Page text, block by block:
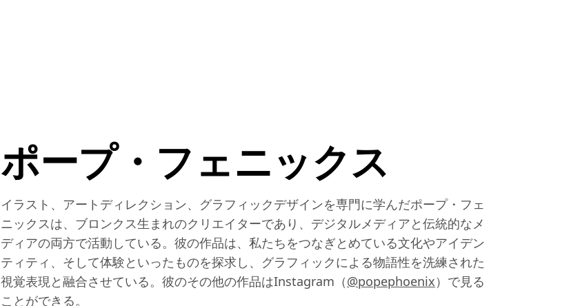
ポープ・フェニックス
イラスト、アートディレクション、グラフィックデザインを専門に学んだポープ・フェ
ニックスは、ブロンクス生まれのクリエイターであり、デジタルメディアと伝統的なメ
ディアの両方で活動している。彼の作品は、私たちをつなぎとめている文化やアイデン
ティティ、そして体験といったものを探求し、グラフィックによる物語性を洗練された
視覚表現と融合させている。彼のその他の作品はInstagram（@popephoenix）で見る
ことができる。